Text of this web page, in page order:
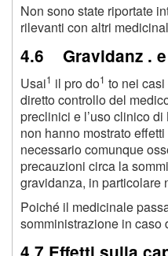
Non sono state riportate
rilevanti con altri
4.6 Gravidanz . e
Usai1 il pro do1 to nei
diretto controllo del
preclinici e l’uso clinico
non hanno mostrato
necessario comunque
precauzioni circa la
gravidanza, in particolare
Poiché il medicinale
somministrazione in caso